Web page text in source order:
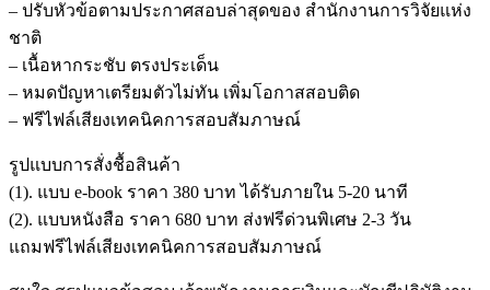
– ปรับหัวข้อตามประกาศสอบล่าสุดของ สำนักงานการวิจัยแห่ง
ชาติ
– เนื้อหากระชับ ตรงประเด็น
– หมดปัญหาเตรียมตัวไม่ทัน เพิ่มโอกาสสอบติด
– ฟรีไฟล์เสียงเทคนิคการสอบสัมภาษณ์
รูปแบบการสั่งชื้อสินค้า
(1). แบบ e-book ราคา 380 บาท ได้รับภายใน 5-20 นาที
(2). แบบหนังสือ ราคา 680 บาท ส่งฟรีด่วนพิเศษ 2-3 วัน
แถมฟรีไฟล์เสียงเทคนิคการสอบสัมภาษณ์